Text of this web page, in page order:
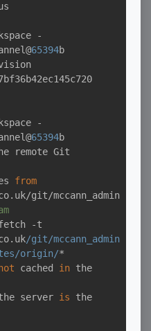
-
65394b
-
65394b
remote Git
from
git/mccann_admin
-t
/git/mccann_admin
origin/*
cached in the
server is the